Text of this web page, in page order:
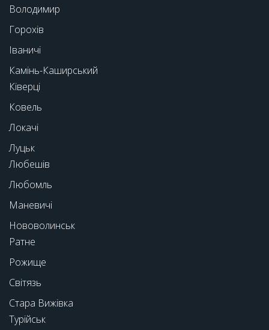
Володимир
Горохів
Іваничі
Камінь-Каширський
Ківерці
Ковель
Локачі
Луцьк
Любешів
Любомль
Маневичі
Нововолинськ
Ратне
Рожище
Світязь
Стара Вижівка
Турійськ